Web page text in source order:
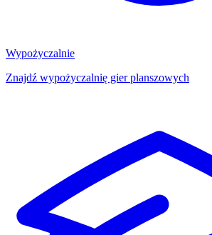
Wypożyczalnie
Znajdź wypożyczalnię gier planszowych